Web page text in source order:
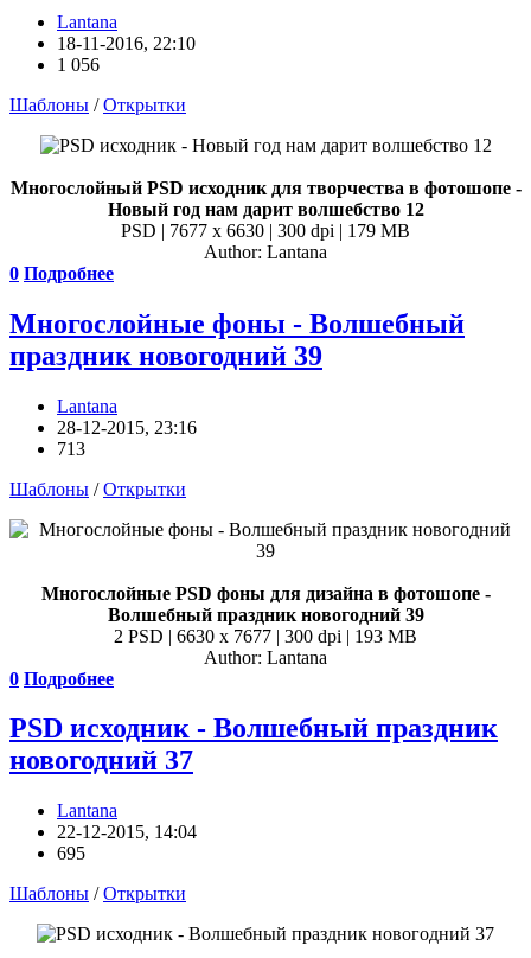
Lantana
18-11-2016, 22:10
1 056
Шаблоны /Открытки
Многослойный PSD исходник для творчества в фотошопе -
Новый год нам дарит волшебство 12
PSD | 7677 x 6630 | 300 dpi | 179 MB
Author: Lantana
0 Подробнее
Многослойные фоны - Волшебный
праздник новогодний 39
Lantana
28-12-2015, 23:16
713
Шаблоны /Открытки
Многослойные PSD фоны для дизайна в фотошопе -
Волшебный праздник новогодний 39
2 PSD | 6630 x 7677 | 300 dpi | 193 MB
Author: Lantana
0 Подробнее
PSD исходник - Волшебный праздник
новогодний 37
Lantana
22-12-2015, 14:04
695
Шаблоны /Открытки